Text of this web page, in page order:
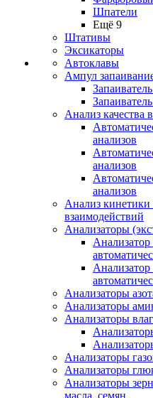
Шпатели
Ещё 9
Штативы
Эксикаторы
Автоклавы
Ампул
Анализ качества
анализов
анализов
анализов
Анализ
взаимодействий
Анализаторы
Анализатор
Анализатор
Анализаторы
Анализаторы
Анализаторы
Анализаторы
Анализаторы
Анализаторы
масла, семян